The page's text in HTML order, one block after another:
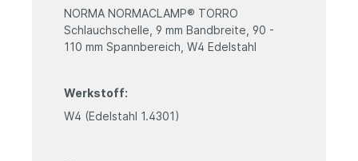
NORMA NORMACLAMP® TORRO
Schlauchschelle, 9 mm Bandbreite, 90 -
110 mm Spannbereich, W4 Edelstahl
Werkstoff:
W4 (Edelstahl 1.4301)